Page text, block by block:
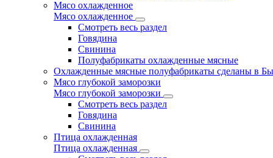
Мясо охлажденное
Мясо охлажденное
Смотреть весь раздел
Говядина
Свинина
Полуфабрикаты охлажденные мясные
Охлажденные мясные полуфабрикаты сделаны в
Мясо глубокой заморозки
Мясо глубокой заморозки
Смотреть весь раздел
Говядина
Свинина
Птица охлажденная
Птица охлажденная